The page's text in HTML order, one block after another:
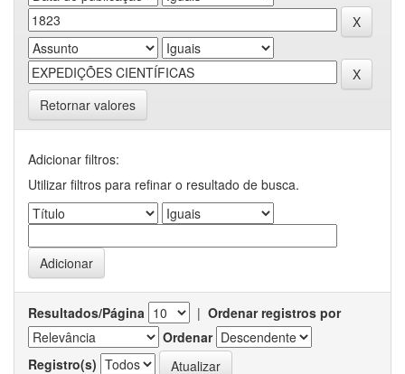
Retornar valores
Adicionar filtros:
Utilizar filtros para refinar o resultado de busca.
Resultados/Página | Ordenar registros por
Ordenar
Registro(s)